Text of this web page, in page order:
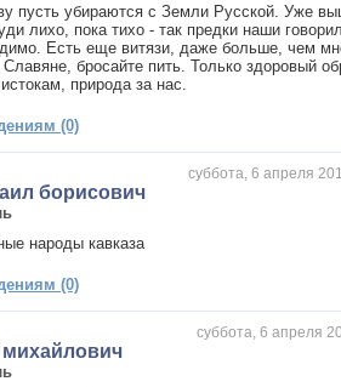
пусть убираются с Земли Русской. Уже
лихо, пока тихо - так предки наши
Есть еще витязи, даже больше, чем
Славяне, бросайте пить. Только здоровый
природа за нас.
(0)
суббота, 6 апреля
борисович
народы кавказа
(0)
суббота, 6 апреля
михайлович